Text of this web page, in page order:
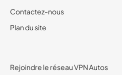
Contactez-nous
Plan du site
Rejoindre le réseau VPN Autos